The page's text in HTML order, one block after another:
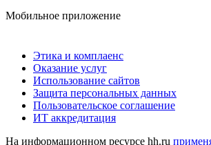
Мобильное приложение
Этика и комплаенс
Оказание услуг
Использование сайтов
Защита персональных данных
Пользовательское соглашение
ИТ аккредитация
На информационном ресурсе hh.ru